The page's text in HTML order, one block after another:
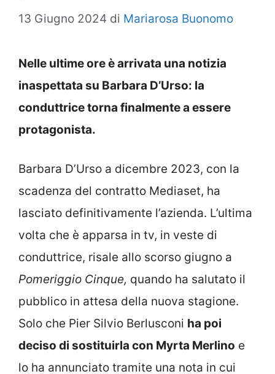
13 Giugno 2024 di Mariarosa Buonomo
Nelle ultime ore è arrivata una notizia
inaspettata su Barbara D’Urso: la
conduttrice torna finalmente a essere
protagonista.
Barbara D’Urso a dicembre 2023, con la
scadenza del contratto Mediaset, ha
lasciato definitivamente l’azienda. L’ultima
volta che è apparsa in tv, in veste di
conduttrice, risale allo scorso giugno a
Pomeriggio Cinque, quando ha salutato il
pubblico in attesa della nuova stagione.
Solo che Pier Silvio Berlusconi ha poi
deciso di sostituirla con Myrta Merlino e
lo ha annunciato tramite una nota in cui